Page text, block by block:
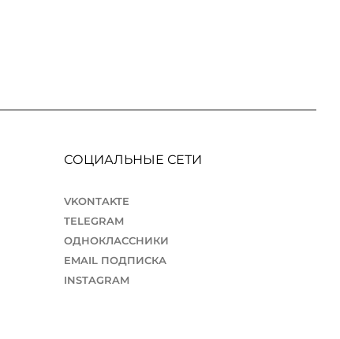
СОЦИАЛЬНЫЕ СЕТИ
VKONTAKTE
TELEGRAM
ОДНОКЛАССНИКИ
EMAIL ПОДПИСКА
INSTAGRAM